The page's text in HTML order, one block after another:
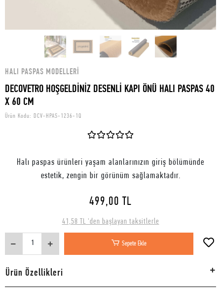
HALI PASPAS MODELLERI
DECOVETRO HOŞGELDİNİZ DESENLİ KAPI ÖNÜ HALI PASPAS 40
X 60 CM
Ürün Kodu: DCV-HPAS-1236-1Q
Halı paspas ürünleri yaşam alanlarınızın giriş bölümünde
estetik, zengin bir görünüm sağlamaktadır.
499,00 TL
41,58 TL 'den başlayan taksitlerle
Sepete Ekle
Ürün Özellikleri